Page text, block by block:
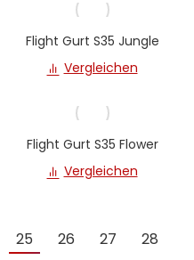
Flight Gurt S35 Jungle
Vergleichen
Flight Gurt S35 Flower
Vergleichen
25 26 27
28